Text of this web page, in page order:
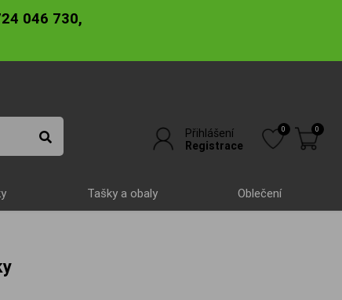
046 730,
Přihlášení
Registrace
0 0
Tašky a obaly Oblečení